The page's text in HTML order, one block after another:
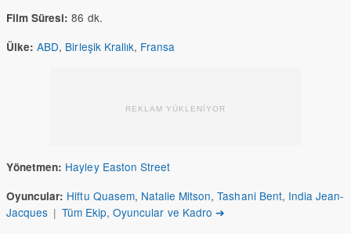
Film Süresi: 86 dk.
Ülke: ABD, Birleşik Krallık, Fransa
REKLAM YÜKLENİYOR
Yönetmen: Hayley Easton Street
Oyuncular: Hiftu Quasem, Natalie Mitson,Tashani Bent, India Jean-
Jacques | Tüm Ekip, Oyuncular ve Kadro ➔